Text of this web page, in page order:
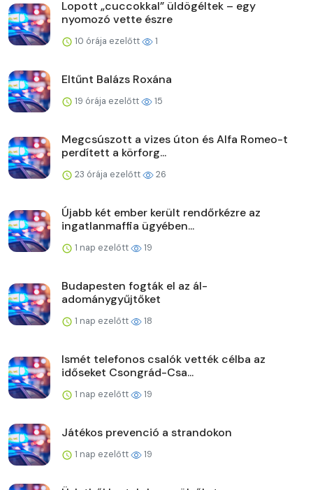
Lopott „cuccokkal” üldögéltek – egy
nyomozó vette észre
10 órája ezelőtt 1
Eltűnt Balázs Roxána
19 órája ezelőtt 15
Megcsúszott a vizes úton és Alfa Romeo-t
perdített a körforg...
23 órája ezelőtt 26
Újabb két ember került rendőrkézre az
ingatlanmaffia ügyében...
1 nap ezelőtt 19
Budapesten fogták el az ál-
adománygyűjtőket
1 nap ezelőtt 18
Ismét telefonos csalók vették célba az
időseket Csongrád-Csa...
1 nap ezelőtt 19
Játékos prevenció a strandokon
1 nap ezelőtt 19